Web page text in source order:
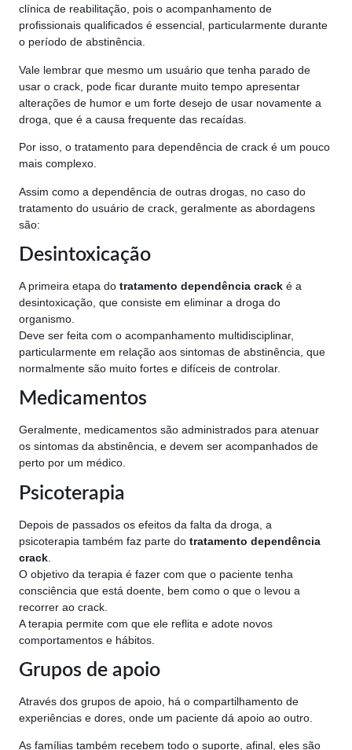
clínica de reabilitação, pois o acompanhamento de
profissionais qualificados é essencial, particularmente durante
o período de abstinência.
Vale lembrar que mesmo um usuário que tenha parado de
usar o crack, pode ficar durante muito tempo apresentar
alterações de humor e um forte desejo de usar novamente a
droga, que é a causa frequente das recaídas.
Por isso, o tratamento para dependência de crack é um pouco
mais complexo.
Assim como a dependência de outras drogas, no caso do
tratamento do usuário de crack, geralmente as abordagens
são:
Desintoxicação
A primeira etapa do tratamento dependência crack é a
desintoxicação, que consiste em eliminar a droga do
organismo.
Deve ser feita com o acompanhamento multidisciplinar,
particularmente em relação aos sintomas de abstinência, que
normalmente são muito fortes e difíceis de controlar.
Medicamentos
Geralmente, medicamentos são administrados para atenuar
os sintomas da abstinência, e devem ser acompanhados de
perto por um médico.
Psicoterapia
Depois de passados os efeitos da falta da droga, a
psicoterapia também faz parte do tratamento dependência
crack
O objetivo da terapia é fazer com que o paciente tenha
consciência que está doente, bem como o que o levou a
recorrer ao crack.
A terapia permite com que ele reflita e adote novos
comportamentos e hábitos.
Grupos de apoio
Através dos grupos de apoio, há o compartilhamento de
experiências e dores, onde um paciente dá apoio ao outro.
As famílias também recebem todo o suporte, afinal, eles são